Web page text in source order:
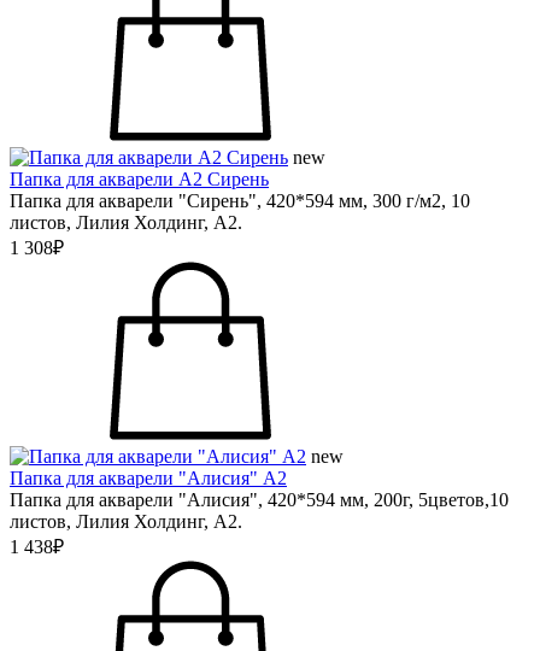
new
Папка для акварели А2 Сирень
Папка для акварели "Сирень", 420*594 мм, 300 г/м2, 10
листов, Лилия Холдинг, А2.
1 308₽
new
Папка для акварели "Алисия" А2
Папка для акварели "Алисия", 420*594 мм, 200г, 5цветов,10
листов, Лилия Холдинг, А2.
1 438₽